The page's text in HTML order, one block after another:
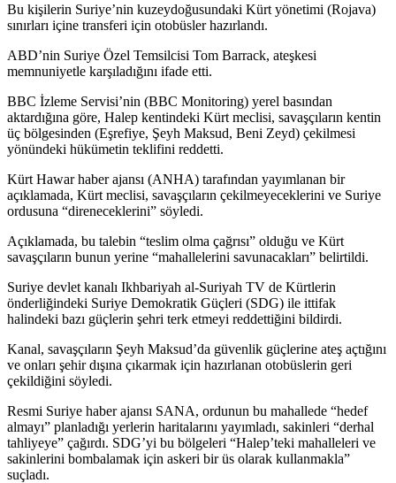
Bu kişilerin Suriye’nin kuzeydoğusundaki Kürt yönetimi (Rojava)
sınırları içine transferi için otobüsler hazırlandı.
ABD’nin Suriye Özel Temsilcisi Tom Barrack, ateşkesi
memnuniyetle karşıladığını ifade etti.
BBC İzleme Servisi’nin (BBC Monitoring) yerel basından
aktardığına göre, Halep kentindeki Kürt meclisi, savaşçıların kentin
üç bölgesinden (Eşrefiye, Şeyh Maksud, Beni Zeyd) çekilmesi
yönündeki hükümetin teklifini reddetti.
Kürt Hawar haber ajansı (ANHA) tarafından yayımlanan bir
açıklamada, Kürt meclisi, savaşçıların çekilmeyeceklerini ve Suriye
ordusuna “direneceklerini” söyledi.
Açıklamada, bu talebin “teslim olma çağrısı” olduğu ve Kürt
savaşçıların bunun yerine “mahallelerini savunacakları” belirtildi.
Suriye devlet kanalı Ikhbariyah al-Suriyah TV de Kürtlerin
önderliğindeki Suriye Demokratik Güçleri (SDG) ile ittifak
halindeki bazı güçlerin şehri terk etmeyi reddettiğini bildirdi.
Kanal, savaşçıların Şeyh Maksud’da güvenlik güçlerine ateş açtığını
ve onları şehir dışına çıkarmak için hazırlanan otobüslerin geri
çekildiğini söyledi.
Resmi Suriye haber ajansı SANA, ordunun bu mahallede “hedef
almayı” planladığı yerlerin haritalarını yayımladı, sakinleri “derhal
tahliyeye” çağırdı. SDG’yi bu bölgeleri “Halep’teki mahalleleri ve
sakinlerini bombalamak için askeri bir üs olarak kullanmakla”
suçladı.